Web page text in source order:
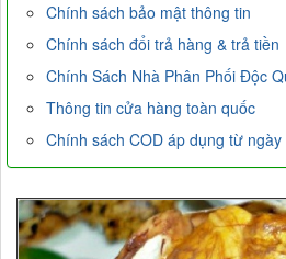
Chính sách bảo mật thông tin
Chính sách đổi trả hàng & trả tiền
Chính Sách Nhà Phân Phối Độc
Thông tin cửa hàng toàn quốc
Chính sách COD áp dụng từ